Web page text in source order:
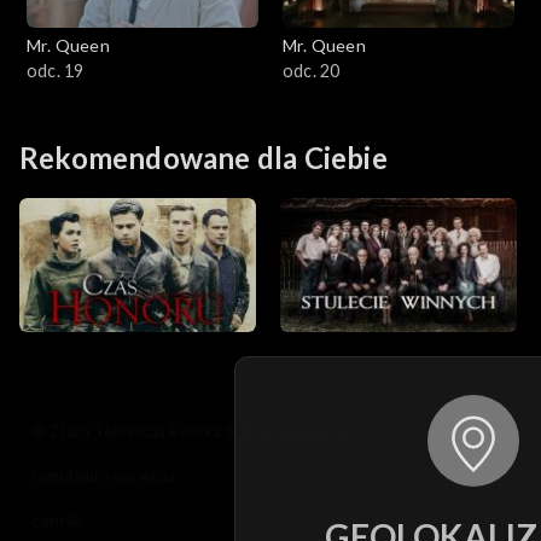
Mr. Queen
odc. 19
Mr. Queen
odc. 20
Rekomendowane dla Ciebie